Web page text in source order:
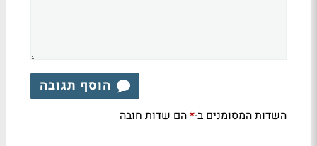
הוסף תגובה
השדות המסומנים ב-*הם שדות חובה